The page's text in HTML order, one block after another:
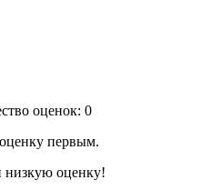
оценок: 0
первым.
низкую оценку!